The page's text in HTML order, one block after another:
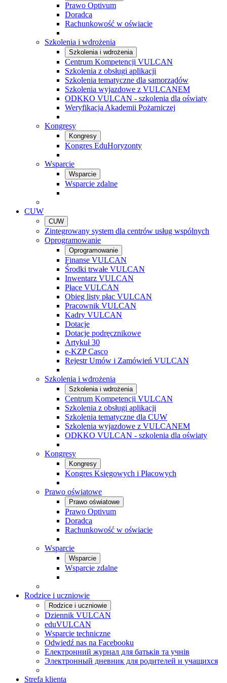
Prawo Optivum
Doradca
Rachunkowość w oświacie
Szkolenia i wdrożenia
Szkolenia i wdrożenia
Centrum Kompetencji VULCAN
Szkolenia z obsługi aplikacji
Szkolenia tematyczne dla samorządów
Szkolenia wyjazdowe z VULCANEM
ODKKO VULCAN - szkolenia dla oświaty
Weryfikacja Akademii Pożarniczej
Kongresy
Kongresy
Kongres EduHoryzonty
Wsparcie
Wsparcie
Wsparcie zdalne
CUW
CUW
Zintegrowany system dla centrów usług wspólnych
Oprogramowanie
Oprogramowanie
Finanse VULCAN
Środki trwałe VULCAN
Inwentarz VULCAN
Płace VULCAN
Obieg listy płac VULCAN
Pracownik VULCAN
Kadry VULCAN
Dotacje
Dotacje podręcznikowe
Artykuł 30
e-KZP Casco
Rejestr Umów i Zamówień VULCAN
Szkolenia i wdrożenia
Szkolenia i wdrożenia
Centrum Kompetencji VULCAN
Szkolenia z obsługi aplikacji
Szkolenia tematyczne dla CUW
Szkolenia wyjazdowe z VULCANEM
ODKKO VULCAN - szkolenia dla oświaty
Kongresy
Kongresy
Kongres Księgowych i Płacowych
Prawo oświatowe
Prawo oświatowe
Prawo Optivum
Doradca
Rachunkowość w oświacie
Wsparcie
Wsparcie
Wsparcie zdalne
Rodzice i uczniowie
Rodzice i uczniowie
Dziennik VULCAN
eduVULCAN
Wsparcie techniczne
Odwiedź nas na Facebooku
Електронний журнал для батьків та учнів
Электронный дневник для родителей и учащихся
Strefa klienta